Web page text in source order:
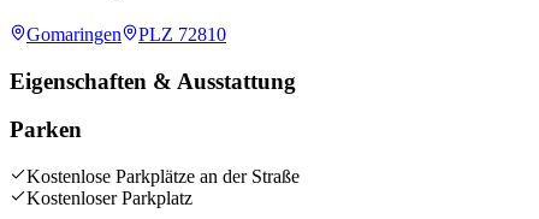
Gomaringen PLZ 72810
Eigenschaften & Ausstattung
Parken
Kostenlose Parkplätze an der Straße
Kostenloser Parkplatz